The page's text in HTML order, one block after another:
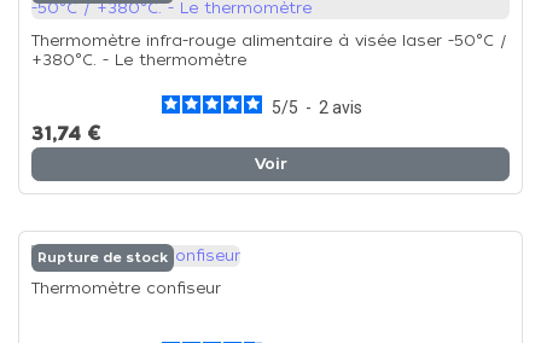
Thermomètre infra-rouge alimentaire à visée laser -50°C /
+380°C. - Le thermomètre
5/5 - 2 avis
31,74 €
Voir
Rupture de stock
Thermomètre confiseur